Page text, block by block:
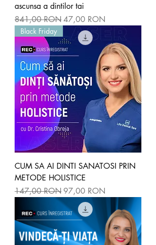
ascunsa a dintilor tai
Preț normal
841,00 RONPreț redus
47,00 RON
Black Friday
CUM SA AI DINTI SANATOSI PRIN
METODE HOLISTICE
Preț normal
147,00 RONPreț redus
97,00 RON